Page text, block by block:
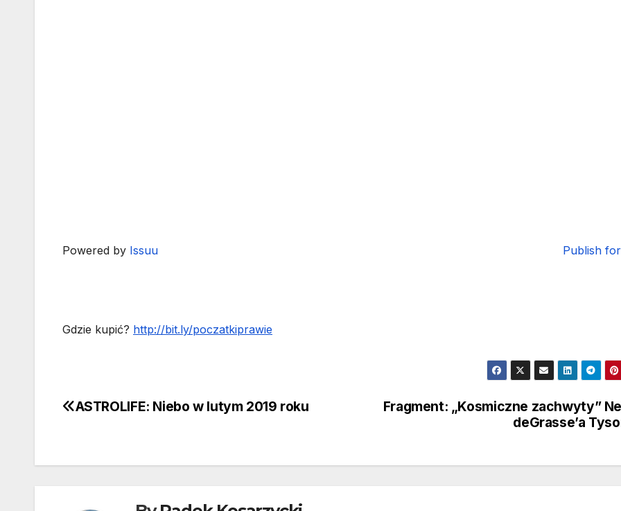
Powered by Issuu Publish
Gdzie kupić? http://bit.ly/poczatkiprawie
Nawigacja
Fragment: „Kosmiczne zachwyty”
deGrasse’a
ASTROLIFE: Niebo w lutym 2019 roku